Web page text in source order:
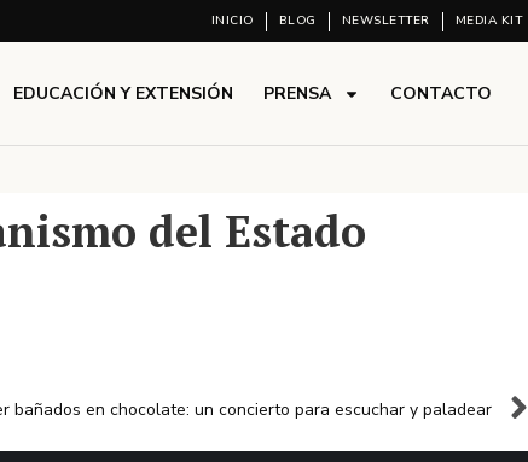
INICIO BLOG NEWSLETTER MEDIA KIT
EDUCACIÓN Y EXTENSIÓN PRENSA CONTACTO
del Estado
bañados en chocolate: un concierto para escuchar y paladear